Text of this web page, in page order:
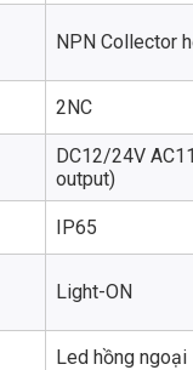
NPN Collector
2NC
DC12/24V
output)
IP65
Light-ON
Led hồng ngoại